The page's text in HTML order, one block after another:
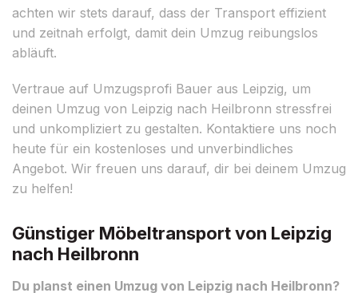
achten wir stets darauf, dass der Transport effizient
und zeitnah erfolgt, damit dein Umzug reibungslos
abläuft.
Vertraue auf Umzugsprofi Bauer aus Leipzig, um
deinen Umzug von Leipzig nach Heilbronn stressfrei
und unkompliziert zu gestalten. Kontaktiere uns noch
heute für ein kostenloses und unverbindliches
Angebot. Wir freuen uns darauf, dir bei deinem Umzug
zu helfen!
Günstiger Möbeltransport von Leipzig
nach Heilbronn
Du planst einen Umzug von Leipzig nach Heilbronn?